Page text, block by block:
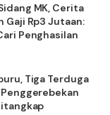
MK, Cerita
Gaji Rp3 Jutaan:
Penghasilan
Tiga Terduga